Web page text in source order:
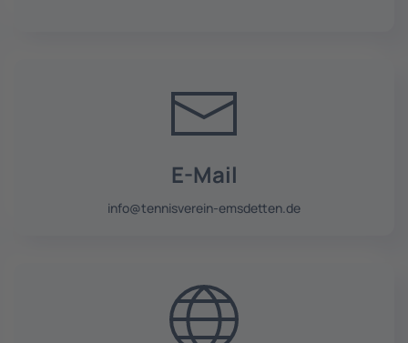
E-Mail
info@tennisverein-emsdetten.de